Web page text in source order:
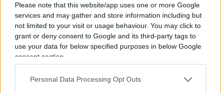
Please note that this website/app uses one or more Google
services and may gather and store information including but
not limited to your visit or usage behaviour. You may click to
grant or deny consent to Google and its third-party tags to
use your data for below specified purposes in below Google
consent section.
Personal Data Processing Opt Outs
condannato a quattro anni e nove mesi di carcere,
con l’accusa di “minaccia della sicurezza
nazionale”, “propaganda contro lo Stato” e per
aver criticato in un tweet il governo iraniano, per
come stava affrontando la pandemia.